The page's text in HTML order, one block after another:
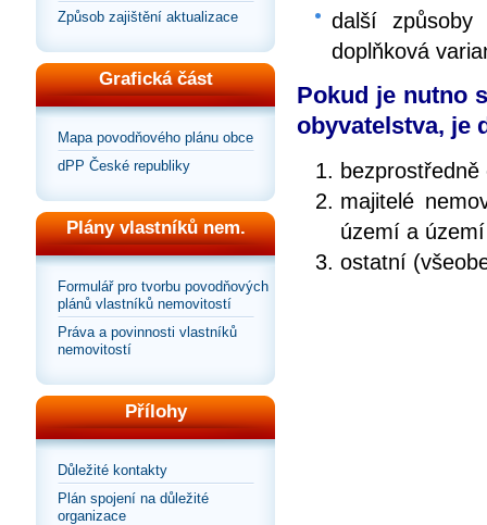
Způsob zajištění aktualizace
Grafická část
Mapa povodňového plánu obce
dPP České republiky
Plány vlastníků nem.
Formulář pro tvorbu povodňových
plánů vlastníků nemovitostí
Práva a povinnosti vlastníků
nemovitostí
Přílohy
Důležité kontakty
Plán spojení na důležité
organizace
další
doplňková
Pokud je nutno
obyvatelstva, je
majitelé
území a
ostatní